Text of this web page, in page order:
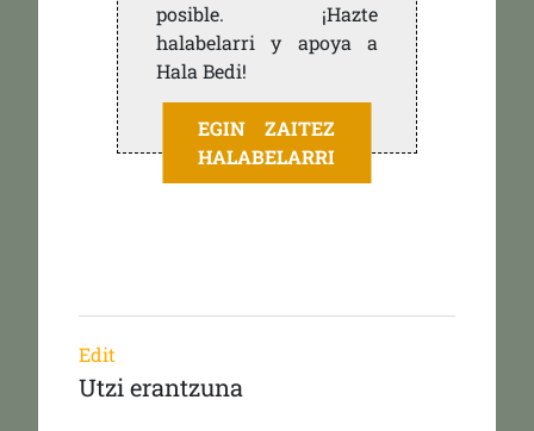
posible. ¡Hazte
halabelarri y apoya a
Hala Bedi!
EGIN ZAITEZ
HALABELARRI
Edit
Utzi erantzuna